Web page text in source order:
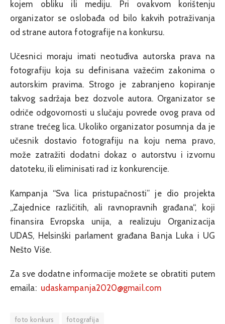
kojem obliku ili mediju. Pri ovakvom korištenju
organizator se oslobađa od bilo kakvih potraživanja
od strane autora fotografije na konkursu.
Učesnici moraju imati neotuđiva autorska prava na
fotografiju koja su definisana važećim zakonima o
autorskim pravima. Strogo je zabranjeno kopiranje
takvog sadržaja bez dozvole autora. Organizator se
odriče odgovornosti u slučaju povrede ovog prava od
strane trećeg lica. Ukoliko organizator posumnja da je
učesnik dostavio fotografiju na koju nema pravo,
može zatražiti dodatni dokaz o autorstvu i izvornu
datoteku, ili eliminisati rad iz konkurencije.
Kampanja “Sva lica pristupačnosti” je dio projekta
„Zajednice različitih, ali ravnopravnih građana“, koji
finansira Evropska unija, a realizuju Organizacija
UDAS, Helsinški parlament građana Banja Luka i UG
Nešto Više.
Za sve dodatne informacije možete se obratiti putem
emaila: udaskampanja2020@gmail.com
foto konkurs
fotografija